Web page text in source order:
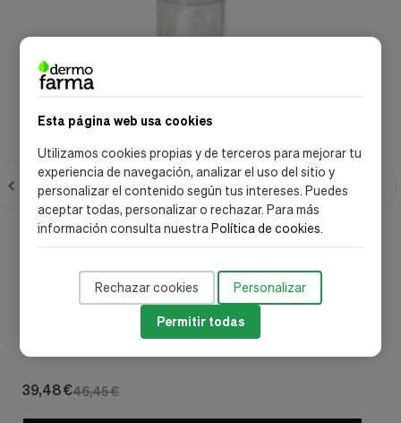
Esta página web usa cookies
Utilizamos cookies propias y de terceros para mejorar tu
experiencia de navegación, analizar el uso del sitio y
personalizar el contenido según tus intereses. Puedes
aceptar todas, personalizar o rechazar. Para más
información consulta nuestraPolítica de cookies.
Rechazar cookies Personalizar
Permitir todas
46,45 €
39,48 €